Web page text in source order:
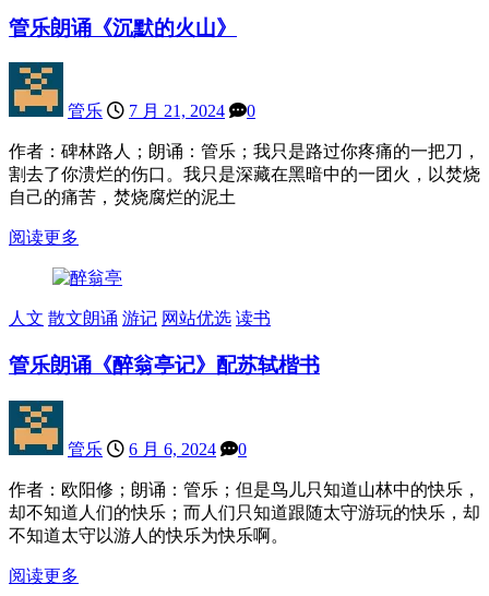
管乐朗诵《沉默的火山》
管乐 7 月 21, 2024 0
作者：碑林路人；朗诵：管乐；我只是路过你疼痛的一把刀，
割去了你溃烂的伤口。我只是深藏在黑暗中的一团火，以焚烧
自己的痛苦，焚烧腐烂的泥土
阅读更多
人文 散文朗诵 游记 网站优选 读书
管乐朗诵《醉翁亭记》配苏轼楷书
管乐 6 月 6, 2024 0
作者：欧阳修；朗诵：管乐；但是鸟儿只知道山林中的快乐，
却不知道人们的快乐；而人们只知道跟随太守游玩的快乐，却
不知道太守以游人的快乐为快乐啊。
阅读更多